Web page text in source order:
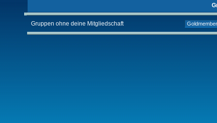
Gruppen ohne deine Mitgliedschaft